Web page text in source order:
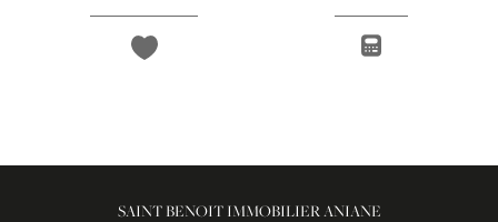
SAINT BENOIT IMMOBILIER ANIANE